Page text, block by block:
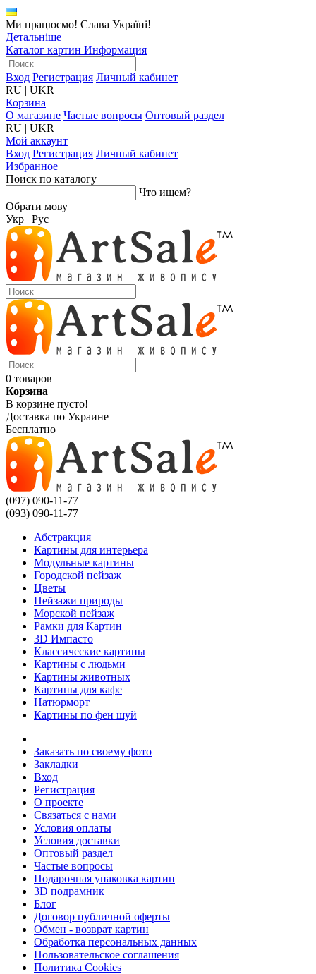
Ми працюємо! Слава Україні!
Детальніше
Каталог картин Информация
Вход Регистрация Личный кабинет
RU | UKR
Корзина
О магазине Частые вопросы Оптовый раздел
RU | UKR
Мой аккаунт
Вход Регистрация Личный кабинет
Избранное
Поиск по каталогу
Что ищем?
Обрати мову
Укр | Рус
0 товаров
Корзина
В корзине пусто!
Доставка по Украине
Бесплатно
(097) 090-11-77
(093) 090-11-77
Абстракция
Картины для интерьера
Модульные картины
Городской пейзаж
Цветы
Пейзажи природы
Морской пейзаж
Рамки для Картин
3D Импасто
Классические картины
Картины с людьми
Картины животных
Картины для кафе
Натюрморт
Картины по фен шуй
Заказать по своему фото
Закладки
Вход
Регистрация
О проекте
Связаться с нами
Условия оплаты
Условия доставки
Оптовый раздел
Частые вопросы
Подарочная упаковка картин
3D подрамник
Блог
Договор публичной оферты
Обмен - возврат картин
Обработка персональных данных
Пользовательское соглашения
Политика Cookies